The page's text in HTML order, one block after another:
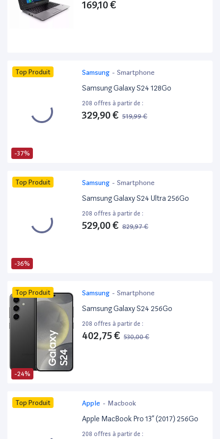
169,10 €
-37%
Top Produit Samsung - Smartphone
Samsung Galaxy S24 128Go
208 offres à partir de :
329,90 € 519,99 €
-36%
Top Produit Samsung - Smartphone
Samsung Galaxy S24 Ultra 256Go
208 offres à partir de :
529,00 € 829,97 €
-24%
Top Produit Samsung - Smartphone
Samsung Galaxy S24 256Go
208 offres à partir de :
402,75 € 530,00 €
Top Produit Apple - Macbook
Apple MacBook Pro 13” (2017) 256Go
208 offres à partir de :